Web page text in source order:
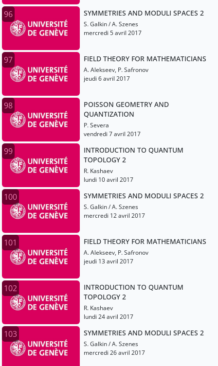
96 SYMMETRIES AND MODULI SPACES 2
S. Galkin / A. Szenes
mercredi 5 avril 2017
97 FIELD THEORY FOR MATHEMATICIANS
A. Alekseev, P. Safronov
jeudi 6 avril 2017
98
POISSON GEOMETRY AND
QUANTIZATION
P. Severa
vendredi 7 avril 2017
99
INTRODUCTION TO QUANTUM
TOPOLOGY 2
R. Kashaev
lundi 10 avril 2017
100 SYMMETRIES AND MODULI SPACES 2
S. Galkin / A. Szenes
mercredi 12 avril 2017
101 FIELD THEORY FOR MATHEMATICIANS
A. Alekseev, P. Safronov
jeudi 13 avril 2017
102
INTRODUCTION TO QUANTUM
TOPOLOGY 2
R. Kashaev
lundi 24 avril 2017
103 SYMMETRIES AND MODULI SPACES 2
S. Galkin / A. Szenes
mercredi 26 avril 2017